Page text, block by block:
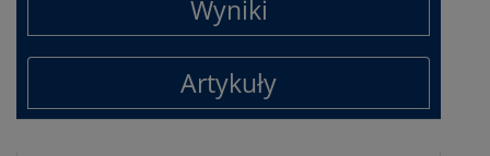
Wyniki
Artykuły